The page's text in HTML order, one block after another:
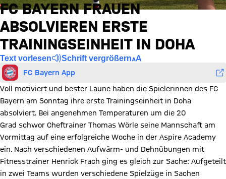
FC BAYERN FRAUEN
ABSOLVIEREN ERSTE
TRAININGSEINHEIT IN DOHA
Text vorlesen Schrift vergrößern
FC Bayern App
Voll motiviert und bester Laune haben die Spielerinnen des FC
Bayern am Sonntag ihre erste Trainingseinheit in Doha
absolviert. Bei angenehmen Temperaturen um die 20
Grad schwor Cheftrainer Thomas Wörle seine Mannschaft am
Vormittag auf eine erfolgreiche Woche in der Aspire Academy
ein. Nach verschiedenen Aufwärm- und Dehnübungen mit
Fitnesstrainer Henrick Frach ging es gleich zur Sache: Aufgeteilt
in zwei Teams wurden verschiedene Spielzüge in Sachen